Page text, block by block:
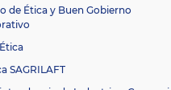
de Ética y Buen Gobierno
SAGRILAFT